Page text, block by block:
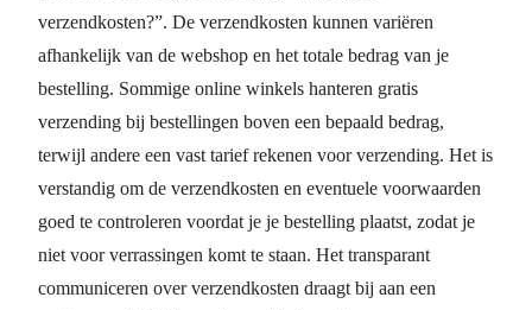
verzendkosten?”. De verzendkosten kunnen variëren
afhankelijk van de webshop en het totale bedrag van je
bestelling. Sommige online winkels hanteren gratis
verzending bij bestellingen boven een bepaald bedrag,
terwijl andere een vast tarief rekenen voor verzending. Het is
verstandig om de verzendkosten en eventuele voorwaarden
goed te controleren voordat je je bestelling plaatst, zodat je
niet voor verrassingen komt te staan. Het transparant
communiceren over verzendkosten draagt bij aan een